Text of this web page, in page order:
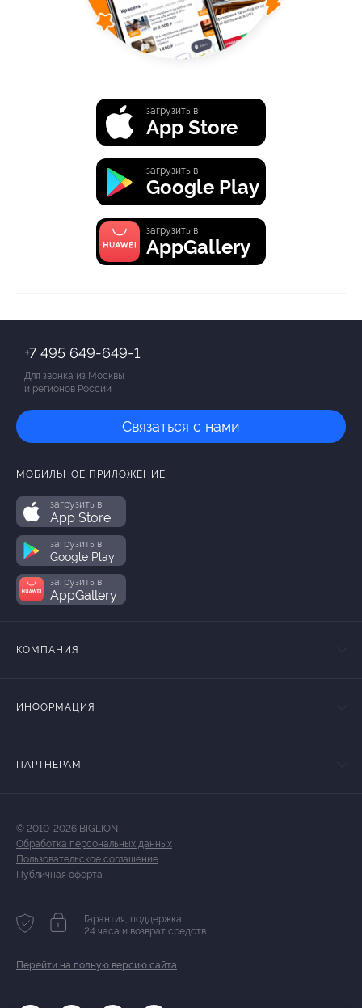
загрузить в
App Store
загрузить в
Google Play
загрузить в
AppGallery
+7 495 649-649-1
Для звонка из Москвы
и регионов России
Связаться с нами
МОБИЛЬНОЕ ПРИЛОЖЕНИЕ
загрузить в
App Store
загрузить в
Google Play
загрузить в
AppGallery
КОМПАНИЯ
ИНФОРМАЦИЯ
ПАРТНЕРАМ
© 2010-2026 BIGLION
Обработка персональных данных
Пользовательское соглашение
Публичная оферта
Гарантия, поддержка
24 часа и возврат средств
Перейти на полную версию сайта